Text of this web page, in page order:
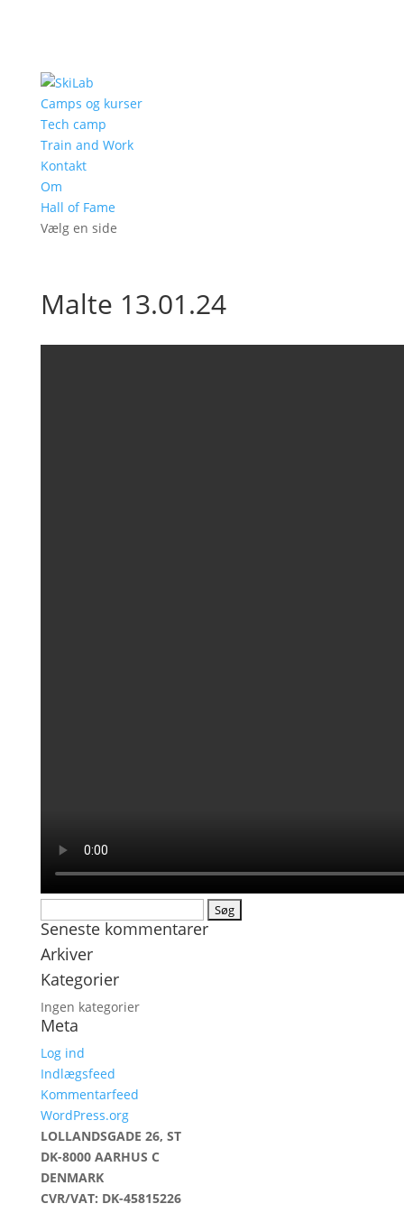
Camps og kurser
Tech camp
Train and Work
Kontakt
Om
Hall of Fame
Vælg en side
Malte 13.01.24
efter:
Seneste kommentarer
Arkiver
Kategorier
Ingen kategorier
Meta
Log ind
Indlægsfeed
Kommentarfeed
WordPress.org
LOLLANDSGADE 26, ST
DK-8000 AARHUS C
DENMARK
CVR/VAT: DK-45815226